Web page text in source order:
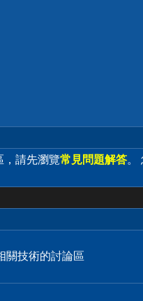
，請先瀏覽常見問題解答。
關技術的討論區